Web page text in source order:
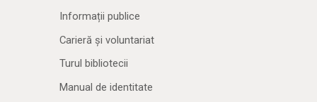
Informații publice
Carieră și voluntariat
Turul bibliotecii
Manual de identitate